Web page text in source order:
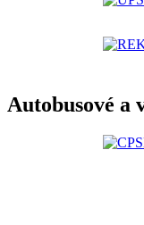
Autobusové a